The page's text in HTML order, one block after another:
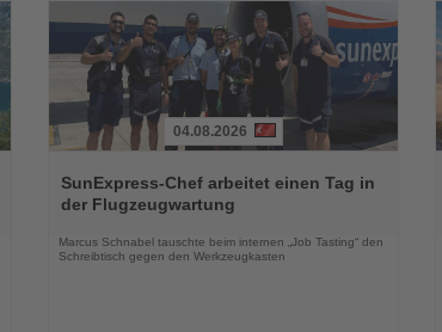
Sie
die
Nachrichten
04.08.2026
SunExpress-Chef arbeitet einen Tag in
der Flugzeugwartung
Marcus Schnabel tauschte beim internen „Job Tasting“ den
Schreibtisch gegen den Werkzeugkasten